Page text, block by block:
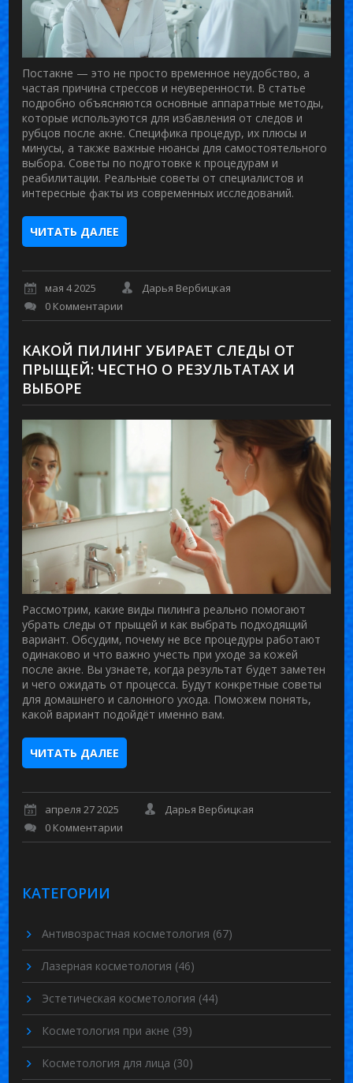
Постакне — это не просто временное неудобство, а
частая причина стрессов и неуверенности. В статье
подробно объясняются основные аппаратные методы,
которые используются для избавления от следов и
рубцов после акне. Специфика процедур, их плюсы и
минусы, а также важные нюансы для самостоятельного
выбора. Советы по подготовке к процедурам и
реабилитации. Реальные советы от специалистов и
интересные факты из современных исследований.
ЧИТАТЬ ДАЛЕЕ
мая 4 2025
Дарья Вербицкая
0 Комментарии
КАКОЙ ПИЛИНГ УБИРАЕТ СЛЕДЫ ОТ
ПРЫЩЕЙ: ЧЕСТНО О РЕЗУЛЬТАТАХ И
ВЫБОРЕ
Рассмотрим, какие виды пилинга реально помогают
убрать следы от прыщей и как выбрать подходящий
вариант. Обсудим, почему не все процедуры работают
одинаково и что важно учесть при уходе за кожей
после акне. Вы узнаете, когда результат будет заметен
и чего ожидать от процесса. Будут конкретные советы
для домашнего и салонного ухода. Поможем понять,
какой вариант подойдёт именно вам.
ЧИТАТЬ ДАЛЕЕ
апреля 27 2025
Дарья Вербицкая
0 Комментарии
КАТЕГОРИИ
Антивозрастная косметология (67)
Лазерная косметология (46)
Эстетическая косметология (44)
Косметология при акне (39)
Косметология для лица (30)